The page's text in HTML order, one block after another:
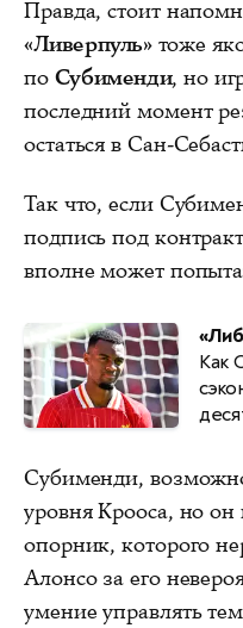
Правда, стоит
«Ливерпуль»тоже
по Субименди, но
последний момент
остаться в Сан-
Так что, если
подпись под
вполне может
Как
Субименди,
уровня Крооса, но
опорник, которого
Алонсо за его
умение управлять